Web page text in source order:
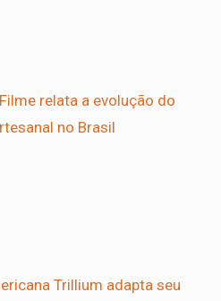
relata a evolução do
no Brasil
Trillium adapta seu